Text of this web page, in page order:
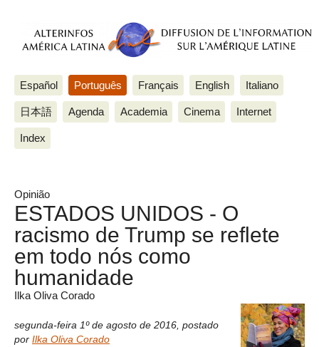
Español Português Français English Italiano
日本語 Agenda Academia Cinema Internet
Index
Opinião
ESTADOS UNIDOS - O
racismo de Trump se reflete
em todo nós como
humanidade
Ilka Oliva Corado
segunda-feira 1º de agosto de 2016 postado
por Ilka Oliva Corado